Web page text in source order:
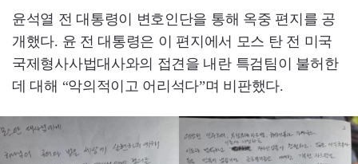
윤석열 전 대통령이 변호인단을 통해 옥중 편지를 공
개했다. 윤 전 대통령은 이 편지에서 모스 탄 전 미국
국제형사사법대사와의 접견을 내란 특검팀이 불허한
데 대해 “악의적이고 어리석다”며 비판했다.